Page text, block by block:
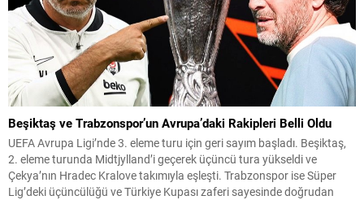
Beşiktaş ve Trabzonspor’un Avrupa’daki Rakipleri Belli Oldu
UEFA Avrupa Ligi’nde 3. eleme turu için geri sayım başladı. Beşiktaş,
2. eleme turunda Midtjylland’i geçerek üçüncü tura yükseldi ve
Çekya’nın Hradec Kralove takımıyla eşleşti. Trabzonspor ise Süper
Lig’deki üçüncülüğü ve Türkiye Kupası zaferi sayesinde doğrudan